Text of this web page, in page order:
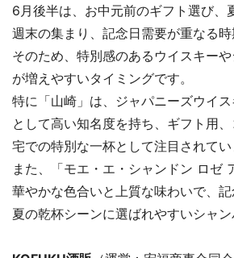
6月後半は、お中元前のギフト選び、
週末の集まり、記念日需要が重なる時
そのため、特別感のあるウイスキー
が増えやすいタイミングです。
特に「山崎」は、ジャパニーズウイ
として高い知名度を持ち、ギフト用
宅での特別な一杯として注目されてい
また、「モエ・エ・シャンドン ロゼ
華やかな色合いと上質な味わいで、記
夏の乾杯シーンに選ばれやすいシャン